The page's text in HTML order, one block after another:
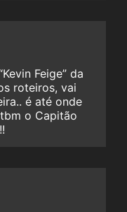
Feige” da
roteiros, vai
é até onde
o Capitão